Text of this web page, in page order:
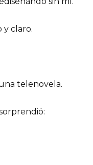
y claro.
telenovela.